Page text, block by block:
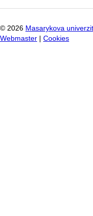
© 2026 Masarykova
Webmaster
Cookies